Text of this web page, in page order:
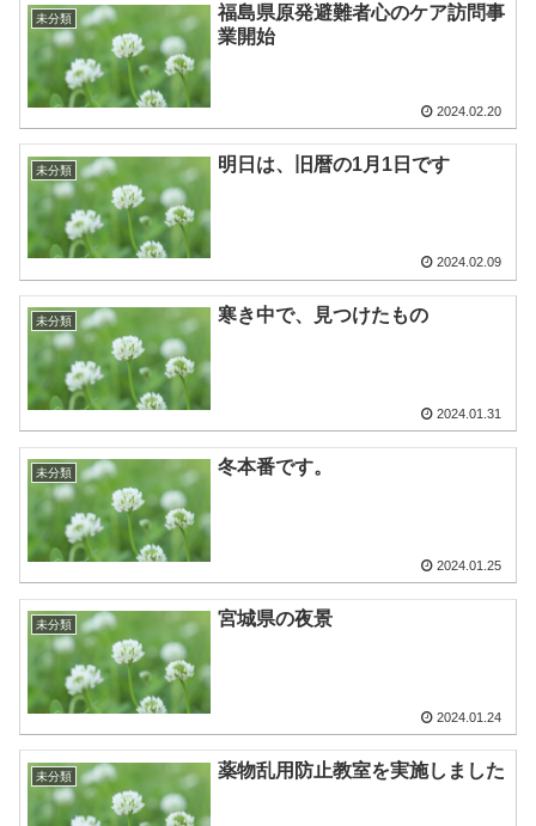
未分類
福島県原発避難者心のケア訪問事
業開始
2024.02.20
未分類 明日は、旧暦の1月1日です
2024.02.09
未分類 寒き中で、見つけたもの
2024.01.31
未分類 冬本番です。
2024.01.25
未分類 宮城県の夜景
2024.01.24
未分類 薬物乱用防止教室を実施しました